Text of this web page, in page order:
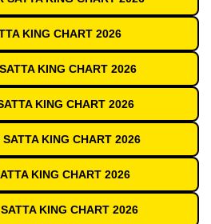
KING CHART 2026
KING CHART 2026
KING CHART 2026
SATTA KING CHART 2026
KING CHART 2026
KING CHART 2026